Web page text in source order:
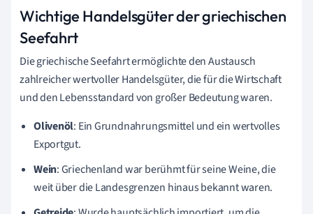
Wichtige Handelsgüter der griechischen
Seefahrt
Die griechische Seefahrt ermöglichte den Austausch
zahlreicher wertvoller Handelsgüter, die für die Wirtschaft
und den Lebensstandard von großer Bedeutung waren.
Olivenöl: Ein Grundnahrungsmittel und ein wertvolles
Exportgut.
Wein: Griechenland war berühmt für seine Weine, die
weit über die Landesgrenzen hinaus bekannt waren.